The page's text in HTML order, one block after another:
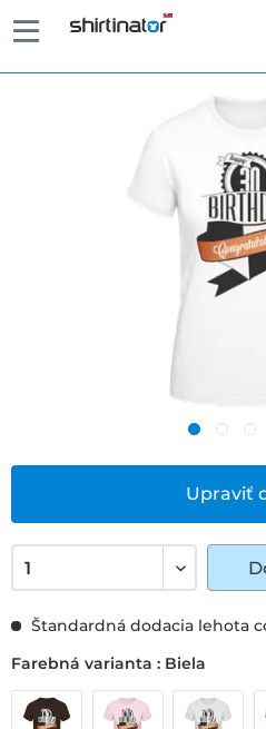
Upraviť
Štandardná dodacia lehota
Farebná varianta : Biela